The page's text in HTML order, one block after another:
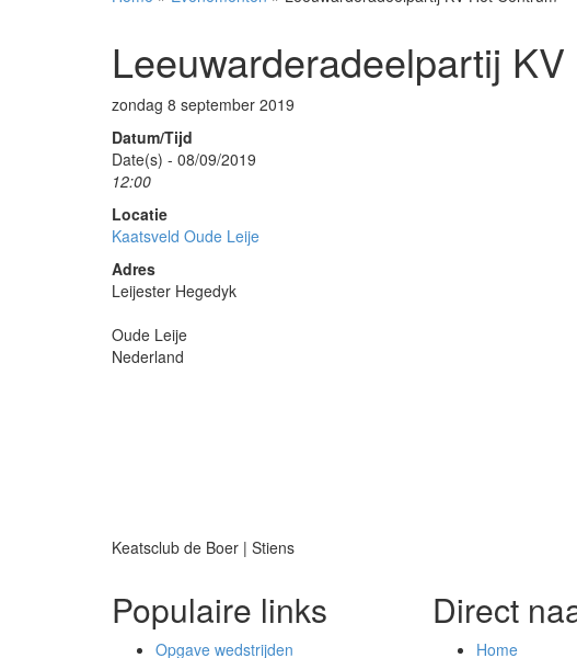
Leeuwarderadeelpartij
zondag 8 september 2019
Datum/Tijd
Date(s) - 08/09/2019
12:00
Locatie
Kaatsveld Oude Leije
Adres
Leijester Hegedyk
Oude Leije
Nederland
Keatsclub de Boer | Stiens
Populaire links
Opgave wedstrijden
Direct
Home